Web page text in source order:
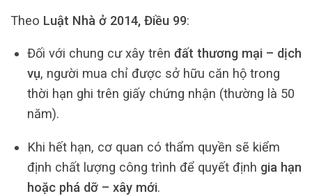
Theo Luật Nhà ở 2014, Điều 99:
Đối với chung cư xây trên đất thương mại – dịch
vụ, người mua chỉ được sở hữu căn hộ trong
thời hạn ghi trên giấy chứng nhận (thường là 50
năm).
Khi hết hạn, cơ quan có thẩm quyền sẽ kiểm
định chất lượng công trình để quyết định gia hạn
hoặc phá dỡ – xây mới.